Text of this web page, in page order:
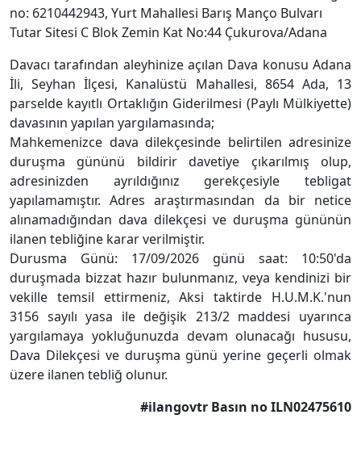
no: 6210442943, Yurt Mahallesi Barış Manço Bulvarı
Tutar Sitesi C Blok Zemin Kat No:44 Çukurova/Adana
Davacı tarafından aleyhinize açılan Dava konusu Adana
İli, Seyhan İlçesi, Kanalüstü Mahallesi, 8654 Ada, 13
parselde kayıtlı Ortaklığın Giderilmesi (Paylı Mülkiyette)
davasının yapılan yargılamasında;
Mahkemenizce dava dilekçesinde belirtilen adresinize
duruşma gününü bildirir davetiye çıkarılmış olup,
adresinizden ayrıldığınız gerekçesiyle tebligat
yapılamamıştır. Adres araştırmasından da bir netice
alınamadığından dava dilekçesi ve duruşma gününün
ilanen tebliğine karar verilmiştir.
Durusma Günü: 17/09/2026 günü saat: 10:50'da
duruşmada bizzat hazır bulunmanız, veya kendinizi bir
vekille temsil ettirmeniz, Aksi taktirde H.U.M.K.'nun
3156 sayılı yasa ile değişik 213/2 maddesi uyarınca
yargılamaya yokluğunuzda devam olunacağı hususu,
Dava Dilekçesi ve duruşma günü yerine geçerli olmak
üzere ilanen tebliğ olunur.
#ilangovtr Basın no ILN02475610